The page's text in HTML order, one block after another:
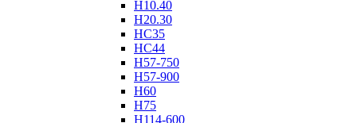
Н10.40
Н20.30
НС35
НС44
Н57-750
Н57-900
Н60
Н75
Н114-600